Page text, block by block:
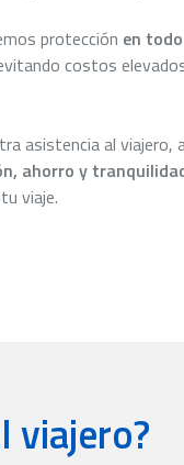
protección en
costos
asistencia al viajero,
ahorro y
viaje.
viajero?